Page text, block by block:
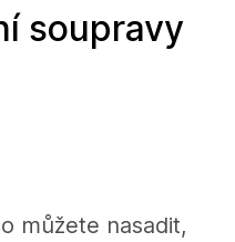
soupravy
můžete nasadit,